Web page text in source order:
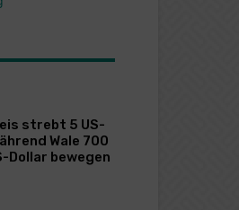
strebt 5 US-
Wale 700
Dollar bewegen